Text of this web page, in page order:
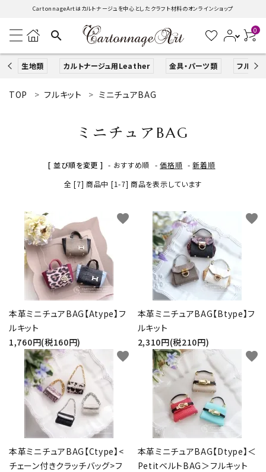
CartonnageArtはカルトナージュを中心としたクラフト材料のオンラインショップ
search 0
生地類 カルトナージュ用Leather 金具・パーツ類 フルキッ
search
ACCOUNT MENU
新規会員登録
生地類
カルトナージュLeather用
金具・パーツ類
フルキット
Jolipapier
デコレーション材料
道具類
基本材料
コンテンツ
TOP フルキット ミニチュアBAG
ミニチュアBAG
[ 並び順を変更 ] - おすすめ順 -価格順 -新着順
全 [7] 商品中 [1-7] 商品を表示しています
本革ミニチュアBAG【Atype】フ
ルキット
1,760円(税160円)
favorite
本革ミニチュアBAG【Btype】フ
ルキット
2,310円(税210円)
favorite
本革ミニチュアBAG【Ctype】<
チェーン付きクラッチバッグ>フ
favorite
本革ミニチュアBAG【Dtype】＜
PetitベルトBAG＞フルキット
favorite